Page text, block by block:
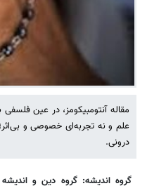
مقاله آنتومبیکومز، در عین
علم و نه تجربه‌ای خصوصی و
درونی.
گروه اندیشه: گروه دین و اندیشه